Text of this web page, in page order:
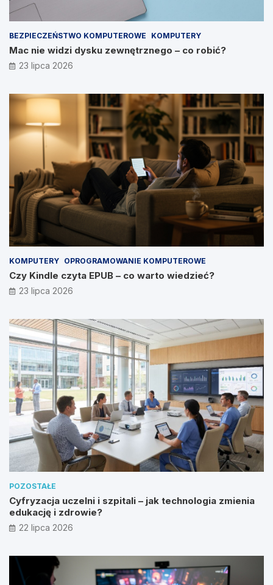
BEZPIECZEŃSTWO KOMPUTEROWE KOMPUTERY
Mac nie widzi dysku zewnętrznego – co robić?
23 lipca 2026
KOMPUTERY OPROGRAMOWANIE KOMPUTEROWE
Czy Kindle czyta EPUB – co warto wiedzieć?
23 lipca 2026
POZOSTAŁE
Cyfryzacja uczelni i szpitali – jak technologia zmienia
edukację i zdrowie?
22 lipca 2026